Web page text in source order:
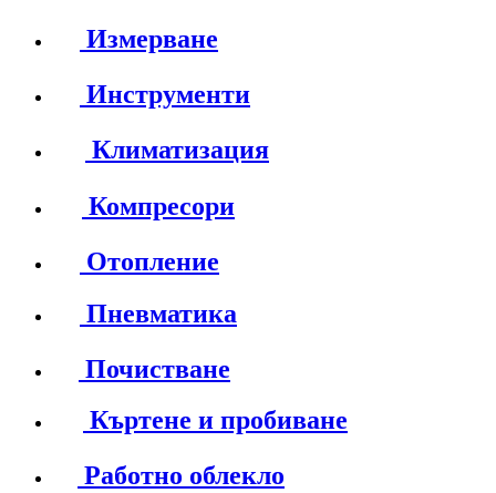
Измерване
Инструменти
Климатизация
Компресори
Отопление
Пневматика
Почистване
Къртене и пробиване
Работно облекло